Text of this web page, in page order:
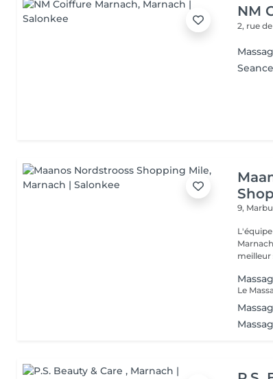
NM
2, rue
9,
meilleur